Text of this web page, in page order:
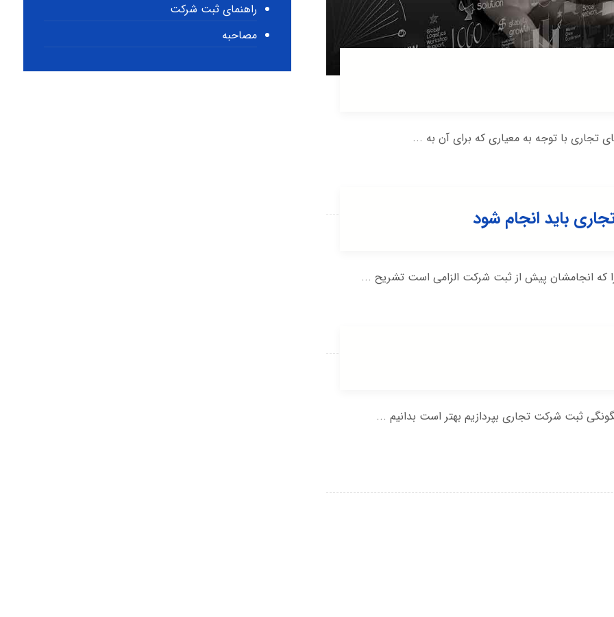
با توجه به معیاری که برای آن به ...
باید انجام شود
که انجامشان پیش از ثبت شرکت الزامی است تشریح ...
ثبت شرکت تجاری بپردازیم بهتر است بدانیم ...
راهنمای ثبت شرکت
مصاحبه